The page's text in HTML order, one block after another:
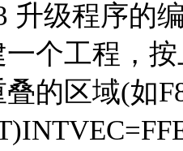
级程序的
工程，按
的区域(如